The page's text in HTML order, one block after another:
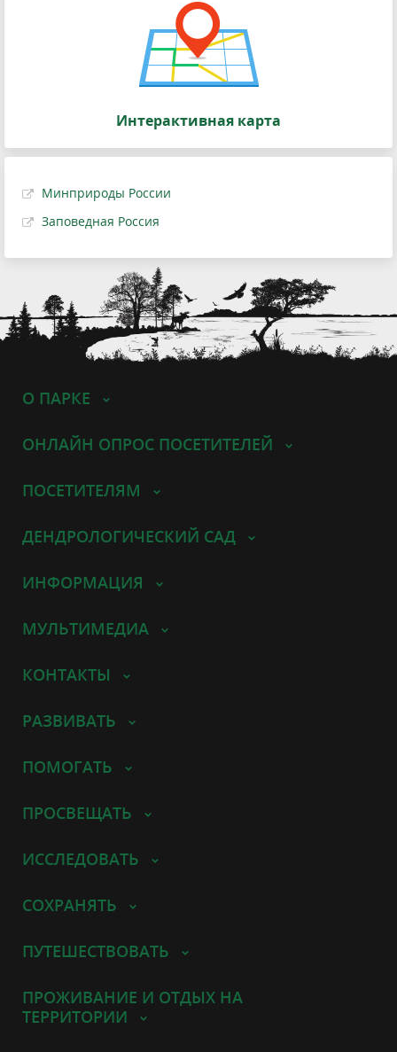
Интерактивная карта
Минприроды России
Заповедная Россия
О ПАРКЕ
ОНЛАЙН ОПРОС ПОСЕТИТЕЛЕЙ
ПОСЕТИТЕЛЯМ
ДЕНДРОЛОГИЧЕСКИЙ САД
ИНФОРМАЦИЯ
МУЛЬТИМЕДИА
КОНТАКТЫ
РАЗВИВАТЬ
ПОМОГАТЬ
ПРОСВЕЩАТЬ
ИССЛЕДОВАТЬ
СОХРАНЯТЬ
ПУТЕШЕСТВОВАТЬ
ПРОЖИВАНИЕ И ОТДЫХ НА
ТЕРРИТОРИИ